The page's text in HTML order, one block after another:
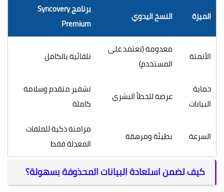
الميزة
النسخ اليدوي
برنامج Syncovery
Premium
الأتمتة
معدومة (تعتمد على
المستخدم)
تلقائية بالكامل
حماية
البيانات
عرضة للخطأ البشري
تشفير متقدم وسلامة
كاملة
السرعة بطيئة ومرهقة
مزامنة ذكية للملفات
المعدلة فقط
كيف تضمن استعادة البيانات المحذوفة بسهولة؟